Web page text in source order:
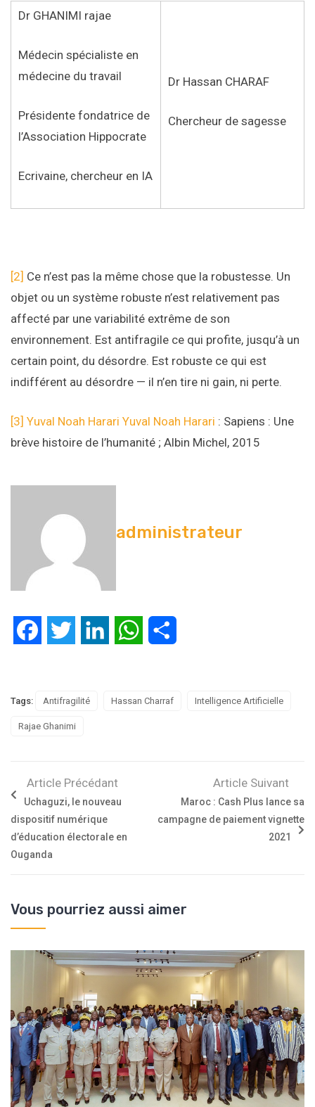
Dr GHANIMI rajae
Médecin spécialiste en
médecine du travail
Présidente fondatrice de
l’Association Hippocrate
Ecrivaine, chercheur en IA
Dr Hassan CHARAF
Chercheur de sagesse
[2] Ce n’est pas la même chose que la robustesse. Un
objet ou un système robuste n’est relativement pas
affecté par une variabilité extrême de son
environnement. Est antifragile ce qui profite, jusqu’à un
certain point, du désordre. Est robuste ce qui est
indifférent au désordre — il n’en tire ni gain, ni perte.
[3] Yuval Noah Harari Yuval Noah Harari : Sapiens : Une
brève histoire de l’humanité ; Albin Michel, 2015
administrateur
FacebookTwitter LinkedIn WhatsApp
Tags: Antifragilité Hassan Charraf Intelligence Artificielle
Rajae Ghanimi
Article Précédant
Uchaguzi, le nouveau
dispositif numérique
d’éducation électorale en
Ouganda
Article Suivant
Maroc : Cash Plus lance sa
campagne de paiement vignette
2021
Vous pourriez aussi aimer